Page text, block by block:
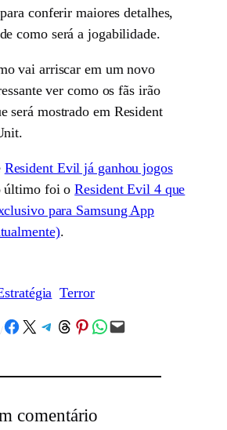
conferir maiores detalhes,
como será a jogabilidade.
vai arriscar em um novo
ver como os fãs irão
será mostrado em Resident
Resident Evil já ganhou jogos
último foi oResident Evil 4 que
para Samsung App
.
Terror
/Share on Facebook
Share on X Share on Telegram
Share on Threads
Share on Pinterest
Share on WhatsApp
Email this Page
comentário